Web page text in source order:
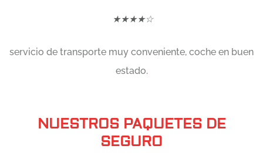
★★★★☆
servicio de transporte muy conveniente, coche en buen
estado.
NUESTROS PAQUETES DE
SEGURO